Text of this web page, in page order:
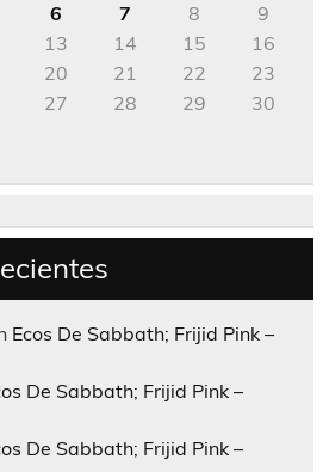
6 7 8
9
13 14 15
16
20 21 22
23
27 28 29
30
Ecos De Sabbath; Frijid Pink –
De Sabbath; Frijid Pink –
De Sabbath; Frijid Pink –